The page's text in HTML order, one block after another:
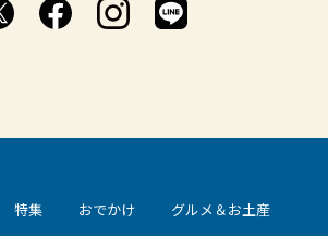
特集 おでかけ グルメ＆お土産